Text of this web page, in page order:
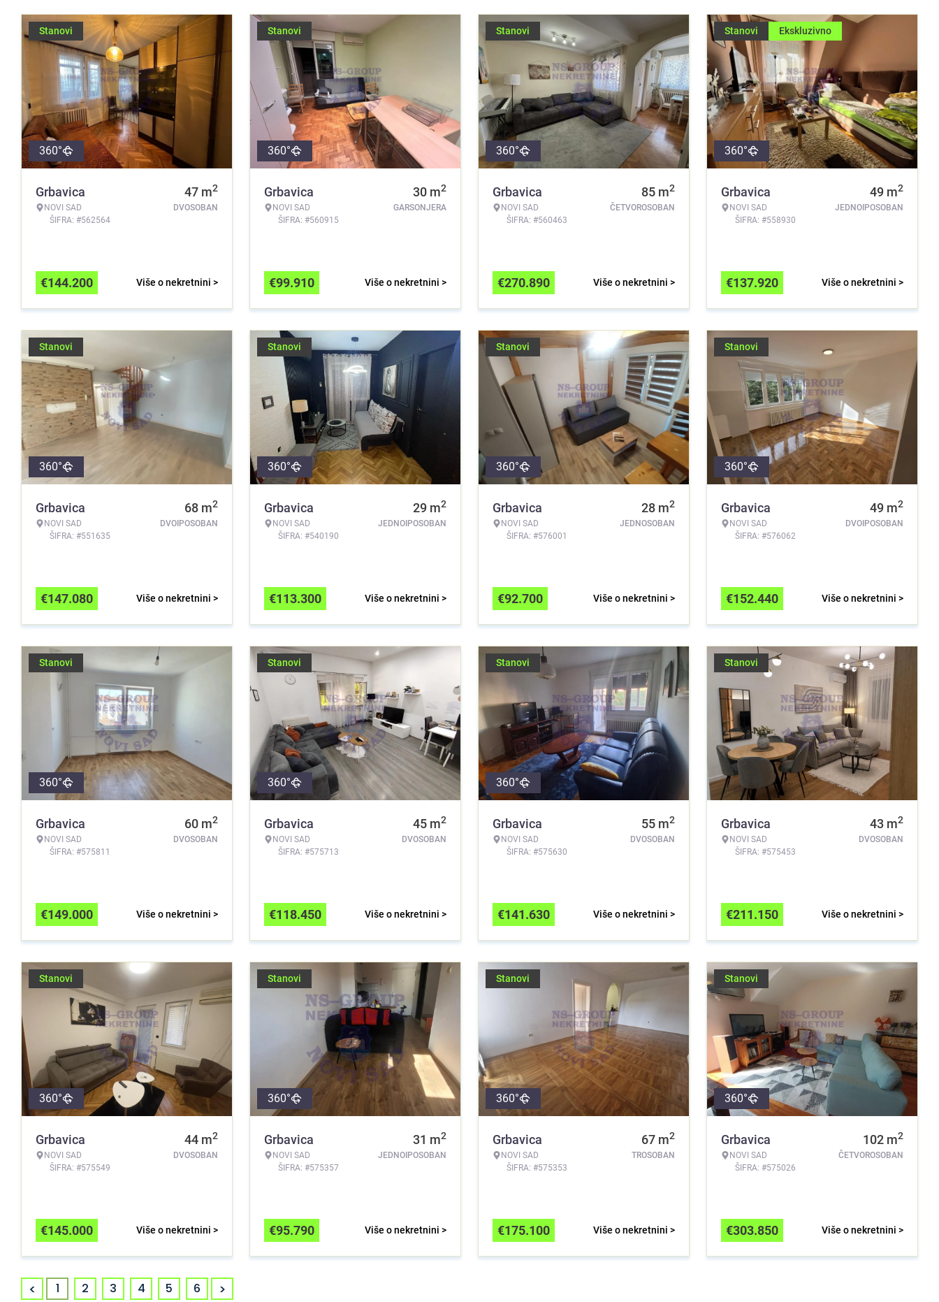
Stanovi
360°
Grbavica
NOVI SAD
ŠIFRA: #562564
47 m2
DVOSOBAN
Više o nekretnini >
€144.200
Stanovi
360°
Grbavica
NOVI SAD
ŠIFRA: #560915
30 m2
GARSONJERA
Više o nekretnini >
€99.910
Stanovi
360°
Grbavica
NOVI SAD
ŠIFRA: #560463
85 m2
ČETVOROSOBAN
Više o nekretnini >
€270.890
Stanovi Ekskluzivno
360°
Grbavica
NOVI SAD
ŠIFRA: #558930
49 m2
JEDNOIPOSOBAN
Više o nekretnini >
€137.920
Stanovi
360°
Grbavica
NOVI SAD
ŠIFRA: #551635
68 m2
DVOIPOSOBAN
Više o nekretnini >
€147.080
Stanovi
360°
Grbavica
NOVI SAD
ŠIFRA: #540190
29 m2
JEDNOIPOSOBAN
Više o nekretnini >
€113.300
Stanovi
360°
Grbavica
NOVI SAD
ŠIFRA: #576001
28 m2
JEDNOSOBAN
Više o nekretnini >
€92.700
Stanovi
360°
Grbavica
NOVI SAD
ŠIFRA: #576062
49 m2
DVOIPOSOBAN
Više o nekretnini >
€152.440
Stanovi
360°
Grbavica
NOVI SAD
ŠIFRA: #575811
60 m2
DVOSOBAN
Više o nekretnini >
€149.000
Stanovi
360°
Grbavica
NOVI SAD
ŠIFRA: #575713
45 m2
DVOSOBAN
Više o nekretnini >
€118.450
Stanovi
360°
Grbavica
NOVI SAD
ŠIFRA: #575630
55 m2
DVOSOBAN
Više o nekretnini >
€141.630
Stanovi
Grbavica
NOVI SAD
ŠIFRA: #575453
43 m2
DVOSOBAN
Više o nekretnini >
€211.150
Stanovi
360°
Grbavica
NOVI SAD
ŠIFRA: #575549
44 m2
DVOSOBAN
Više o nekretnini >
€145.000
Stanovi
360°
Grbavica
NOVI SAD
ŠIFRA: #575357
31 m2
JEDNOIPOSOBAN
Više o nekretnini >
€95.790
Stanovi
360°
Grbavica
NOVI SAD
ŠIFRA: #575353
67 m2
TROSOBAN
Više o nekretnini >
€175.100
Stanovi
360°
Grbavica
NOVI SAD
ŠIFRA: #575026
102 m2
ČETVOROSOBAN
Više o nekretnini >
€303.850
< 1 2 3 4 5 6 >